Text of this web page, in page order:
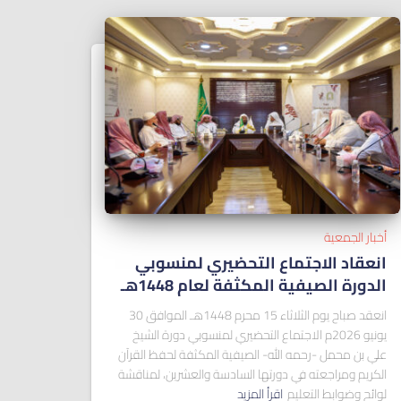
أخبار الجمعية
انعقاد الاجتماع التحضيري لمنسوبي
الدورة الصيفية المكثفة لعام 1448هـ
انعقد صباح يوم الثلاثاء 15 محرم 1448هـ الموافق 30
يونيو 2026م الاجتماع التحضيري لمنسوبي دورة الشيخ
علي بن محمل -رحمه الله- الصيفية المكثفة لحفظ القرآن
الكريم ومراجعته في دورتها السادسة والعشرين، لمناقشة
لوائح وضوابط التعليم اقرأ المزيد